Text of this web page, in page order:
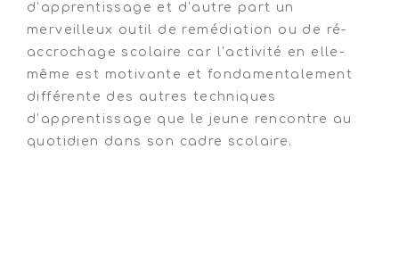
d’apprentissage et d’autre part un
merveilleux outil de remédiation ou de ré-
accrochage scolaire car l’activité en elle-
même est motivante et fondamentalement
différente des autres techniques
d’apprentissage que le jeune rencontre au
quotidien dans son cadre scolaire.